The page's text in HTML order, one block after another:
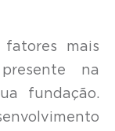
mais
na
fundação.